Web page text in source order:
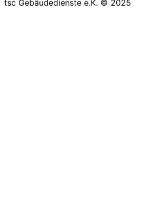
tsc Gebäudedienste e.K. © 2025